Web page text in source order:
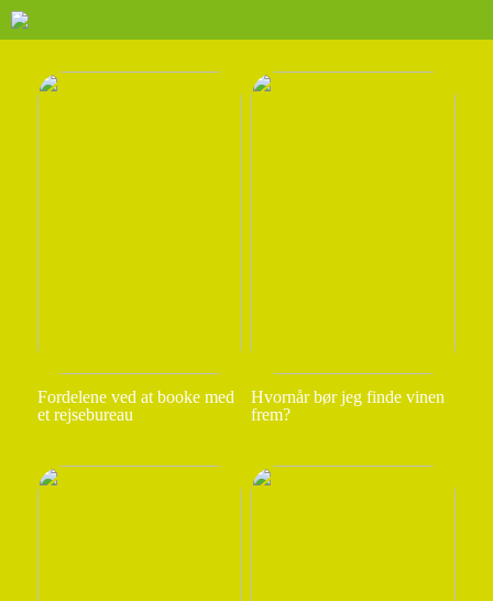
Fordelene ved at booke med
et rejsebureau
Hvornår bør jeg finde vinen
frem?